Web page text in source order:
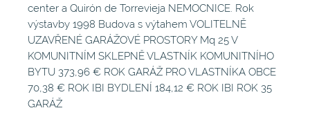
center a Quirón de Torrevieja NEMOCNICE. Rok
výstavby 1998 Budova s výtahem VOLITELNĚ
UZAVŘENÉ GARÁŽOVÉ PROSTORY Mq 25 V
KOMUNITNÍM SKLEPNĚ VLASTNÍK KOMUNITNÍHO
BYTU 373,96 € ROK GARÁŽ PRO VLASTNÍKA OBCE
70,38 € ROK IBI BYDLENÍ 184,12 € ROK IBI ROK 35
GARÁŽ